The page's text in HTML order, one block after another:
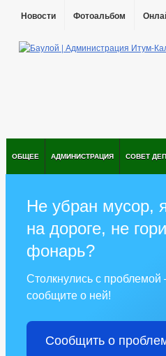
Новости Фотоальбом
ОБЩЕЕ АДМИНИСТРАЦИЯ СОВЕТ
Не убран мусор,
на дороге, не
фонарь?
Столкнулись с
сообщите о ней!
Сообщить о